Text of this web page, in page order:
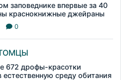
заповеднике впервые за 40
краснокнижные джейраны
0
672 дрофы-красотки
среду обитания